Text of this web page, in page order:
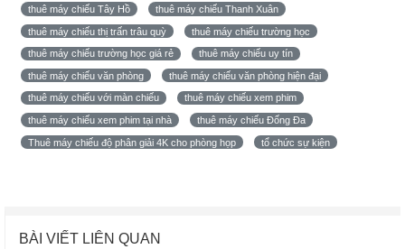
thuê máy chiếu Tây Hồ thuê máy chiếu Thanh Xuân
thuê máy chiếu thị trấn trâu quỳ thuê máy chiếu trường học
thuê máy chiếu trường học giá rẻ thuê máy chiếu uy tín
thuê máy chiếu văn phòng thuê máy chiếu văn phòng hiện đại
thuê máy chiếu với màn chiếu thuê máy chiếu xem phim
thuê máy chiếu xem phim tại nhà thuê máy chiếu Đống Đa
Thuê máy chiếu độ phân giải 4K cho phòng họp tổ chức sự kiện
BÀI VIẾT LIÊN QUAN